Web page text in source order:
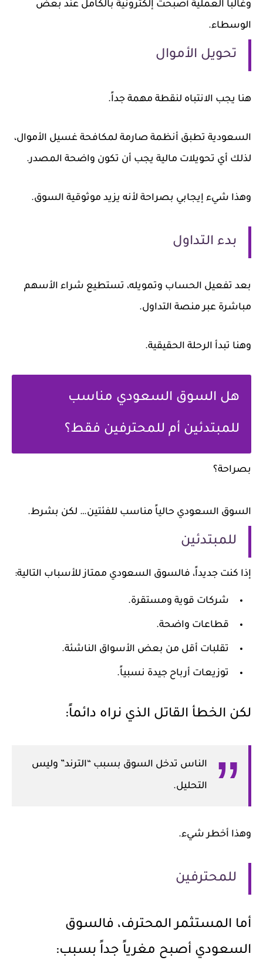
وغالباً العملية أصبحت إلكترونية بالكامل عند بعض
الوسطاء.
تحويل الأموال
هنا يجب الانتباه لنقطة مهمة جداً.
السعودية تطبق أنظمة صارمة لمكافحة غسيل الأموال،
لذلك أي تحويلات مالية يجب أن تكون واضحة المصدر.
وهذا شيء إيجابي بصراحة لأنه يزيد موثوقية السوق.
بدء التداول
بعد تفعيل الحساب وتمويله، تستطيع شراء الأسهم
مباشرة عبر منصة التداول.
وهنا تبدأ الرحلة الحقيقية.
هل السوق السعودي مناسب
للمبتدئين أم للمحترفين فقط؟
بصراحة؟
السوق السعودي حالياً مناسب للفئتين… لكن بشرط.
للمبتدئين
إذا كنت جديداً، فالسوق السعودي ممتاز للأسباب التالية:
شركات قوية ومستقرة.
قطاعات واضحة.
تقلبات أقل من بعض الأسواق الناشئة.
توزيعات أرباح جيدة نسبياً.
لكن الخطأ القاتل الذي نراه دائماً:
الناس تدخل السوق بسبب “الترند” وليس
التحليل.
وهذا أخطر شيء.
للمحترفين
أما المستثمر المحترف، فالسوق
السعودي أصبح مغرياً جداً بسبب: